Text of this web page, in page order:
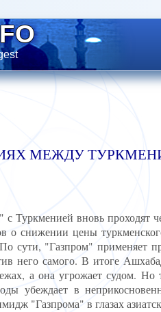
МЕЖДУ
Туркменией вновь проходят
о снижении цены
По сути, "Газпром"
него самого. В итоге
а она угрожает судом.
убеждает в
"Газпрома" в глазах